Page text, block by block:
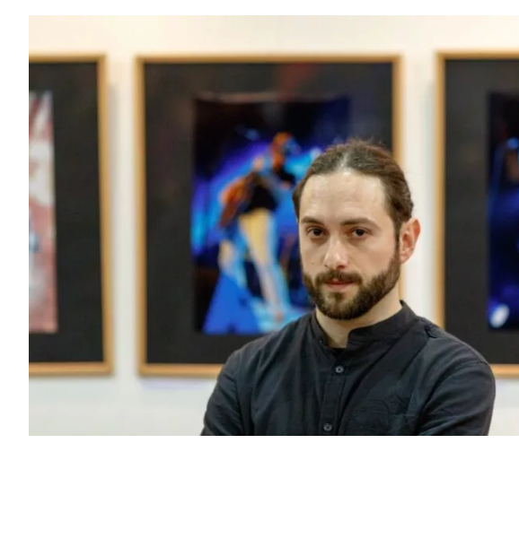
Larger